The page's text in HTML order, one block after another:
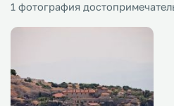
1 фотография